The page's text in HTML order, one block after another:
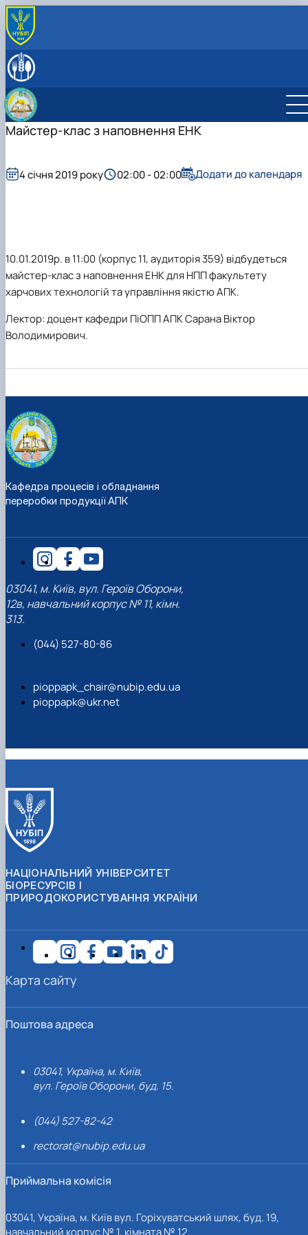
ПРО КАФЕДРУ
Здобутки кафедри
Відповідальний за інформаційне наповнення веб-
ОСВІТНЯ ДІЯЛЬНІСТЬ
Науковий гурток «Інновації у процесах харчових
Навчально-методична робота
Культурно-виховна робота
НАУКОВА ДІЯЛЬНІСТЬ
Наукова діяльність кафедри
інші конференції
ПРОФОРІЄНТАЦІЙНА ДІЯЛЬНІСТЬ
Майстер-клас з наповнення ЕНК
10.01.2019р. в 11:00 (корпус 11, аудиторія 359) відбудеться
майстер-клас з наповнення ЕНК для НПП факультету
харчових технологій та управління якістю АПК.
Лектор: доцент кафедри ПіОПП АПК Сарана Віктор
Володимирович.
4 січня 2019 року 02:00 - 02:00 Додати до календаря
Кафедра процесів і обладнання
переробки продукції АПК
03041, м. Київ, вул. Героїв Оборони,
12в, навчальний корпус № 11, кімн.
313.
(044) 527-80-86
pioppapk_chair@nubip.edu.ua
pioppapk@ukr.net
НАЦІОНАЛЬНИЙ УНІВЕРСИТЕТ
БІОРЕСУРСІВ І
ПРИРОДОКОРИСТУВАННЯ УКРАЇНИ
Поштова адреса
03041, Україна, м. Київ,
вул. Героїв Оборони, буд. 15.
(044) 527-82-42
rectorat@nubip.edu.ua
Приймальна комісія
03041, Україна, м. Київ вул. Горіхуватський шлях, буд. 19,
навчальний корпус № 1, кімната № 12.
Карта сайту